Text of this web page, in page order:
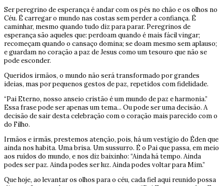
Ser peregrino de esperança é andar com os pés no chão e os olhos no
Céu. É carregar o mundo nas costas sem perder a confiança. É
caminhar, mesmo quando tudo diz para parar. Peregrinos de
esperança são aqueles que: perdoam quando é mais fácil vingar;
recomeçam quando o cansaço domina; se doam mesmo sem aplauso;
e guardam no coração a paz de Jesus como um tesouro que não se
pode esconder.
Queridos irmãos, o mundo não será transformado por grandes
ideias, mas por pequenos gestos de paz, repetidos com fidelidade.
“Pai Eterno, nosso anseio cristão é um mundo de paz e harmonia.”
Essa frase pode ser apenas um tema... Ou pode ser uma decisão. A
decisão de sair desta celebração com o coração mais parecido com o
do Filho.
Irmãos e irmãs, prestemos atenção, pois, há um vestígio do Éden que
ainda nos habita. Uma brisa. Um sussurro. É o Pai que passa, em meio
aos ruídos do mundo, e nos diz baixinho: “Ainda há tempo. Ainda
podes ser paz. Ainda podes ser luz. Ainda podes voltar para Mim.”
Que hoje, ao levantar os olhos para o céu, cada fiel aqui reunido possa